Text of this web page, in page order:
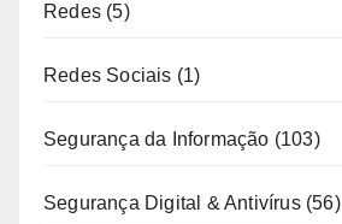
Redes (5)
Redes Sociais (1)
Segurança da Informação (103)
Segurança Digital & Antivírus(56)